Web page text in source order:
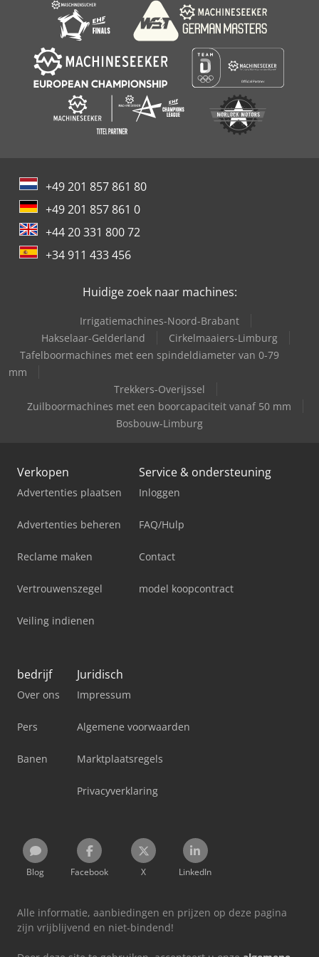
+49 201 857 861 80
+49 201 857 861 0
+44 20 331 800 72
+34 911 433 456
Huidige zoek naar machines:
Irrigatiemachines-Noord-Brabant
Hakselaar-Gelderland
Cirkelmaaiers-Limburg
Tafelboormachines met een spindeldiameter van 0-79
mm
Trekkers-Overijssel
Zuilboormachines met een boorcapaciteit vanaf 50 mm
Bosbouw-Limburg
Verkopen
Advertenties plaatsen
Advertenties beheren
Reclame maken
Vertrouwenszegel
Veiling indienen
Service & ondersteuning
Inloggen
FAQ/Hulp
Contact
model koopcontract
bedrijf
Over ons
Pers
Banen
Juridisch
Impressum
Algemene voorwaarden
Marktplaatsregels
Privacyverklaring
Blog Facebook X LinkedIn
Alle informatie, aanbiedingen en prijzen op deze pagina
zijn vrijblijvend en niet-bindend!